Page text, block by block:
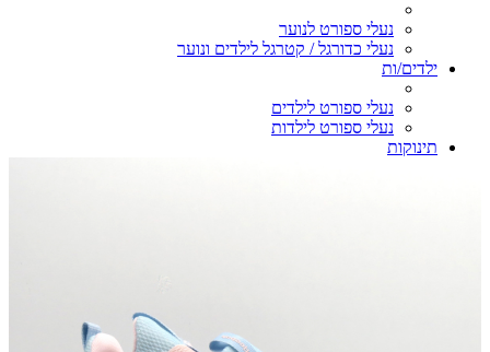
נעלי ספורט לנוער
נעלי כדורגל / קטרגל לילדים ונוער
ילדים/ות
נעלי ספורט לילדים
נעלי ספורט לילדות
תינוקות